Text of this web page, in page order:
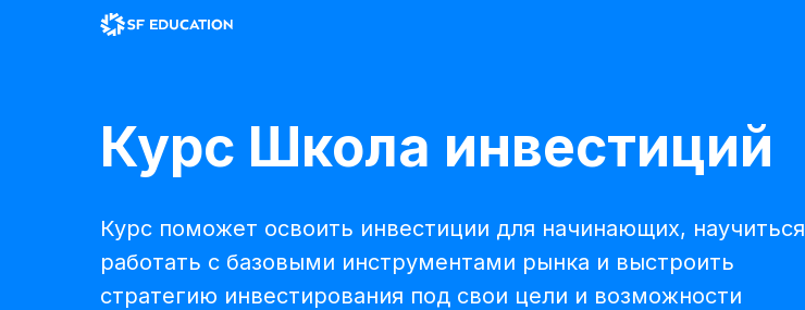
Курс Школа инвестиций
Курс поможет освоить инвестиции для начинающих, научиться
работать с базовыми инструментами рынка и выстроить
стратегию инвестирования под свои цели и возможности